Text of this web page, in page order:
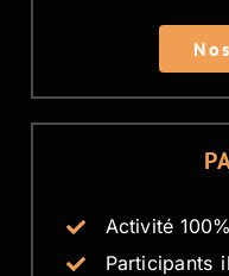
Activité
Participants